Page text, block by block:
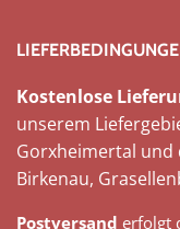
Kostenlose
unserem
Gorxheimertal und
Birkenau,
Postversand erfolgt